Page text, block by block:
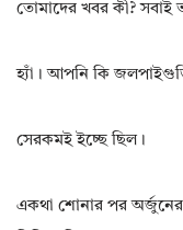
তোমাদের খবর কী?
হ্যাঁ। আপনি কি
সেরকমই ইচ্ছে ছিল।
একথা শোনার পর অর্জুনের